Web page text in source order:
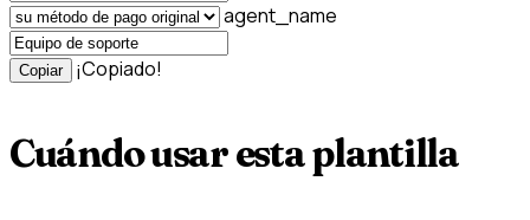
agent_name
Copiar ¡Copiado!
Cuándo usar esta plantilla